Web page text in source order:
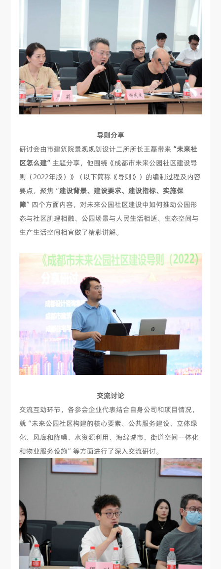
导则分享
研讨会由市建筑院景观规划设计二所所长王磊带来 “未来社
区怎么建” 主题分享，他围绕《成都市未来公园社区建设导
则（2022年版）》（以下简称《导则》）的编制过程及内容
要点，聚焦“建设背景、建设要求、建设指标、实施保
障”四个方面内容，对未来公园社区建设中如何推动公园形
态与社区肌理相融、公园场景与人民生活相适、生态空间与
生产生活空间相宜做了精彩讲解。
交流讨论
交流互动环节，各参会企业代表结合自身公司和项目情况，
就“未来公园社区构建的核心要素、公共服务建设、立体绿
化、风廊和降噪、水资源利用、海绵城市、街道空间一体化
和物业服务设施”等方面进行了深入交流研讨。